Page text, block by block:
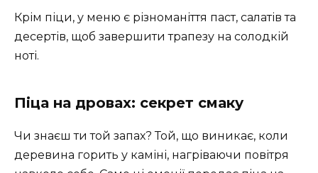
Крім піци, у меню є різноманіття паст, салатів та
десертів, щоб завершити трапезу на солодкій
ноті.
Піца на дровах: секрет смаку
Чи знаєш ти той запах? Той, що виникає, коли
деревина горить у каміні, нагріваючи повітря